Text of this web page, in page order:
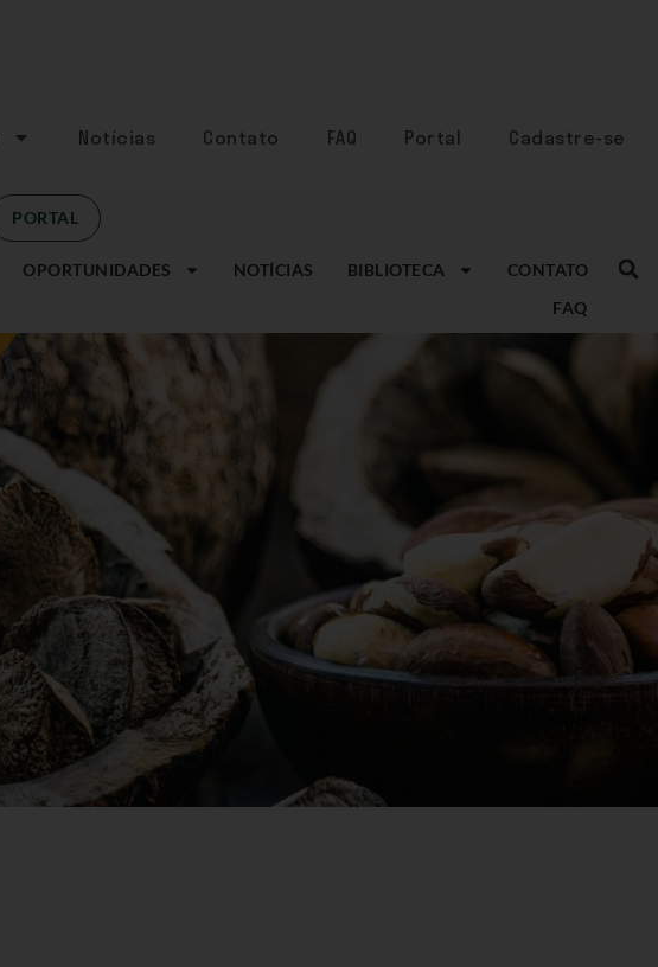
Notícias Contato FAQ Portal Cadastre-se
PORTAL
OPORTUNIDADES NOTÍCIAS BIBLIOTECA
CONTATO
FAQ